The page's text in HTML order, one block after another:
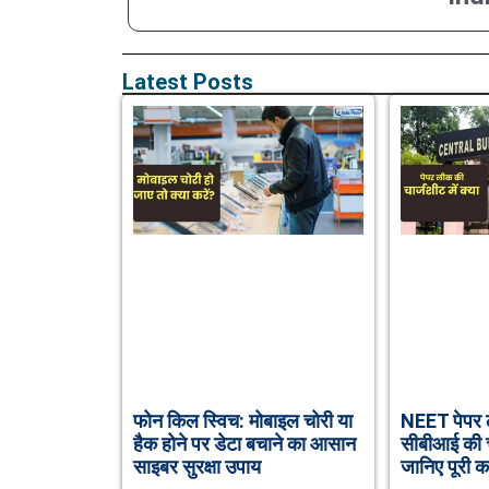
Latest Posts
फोन किल स्विच: मोबाइल चोरी या
हैक होने पर डेटा बचाने का आसान
साइबर सुरक्षा उपाय
NEET पेपर
सीबीआई की
जानिए पूरी